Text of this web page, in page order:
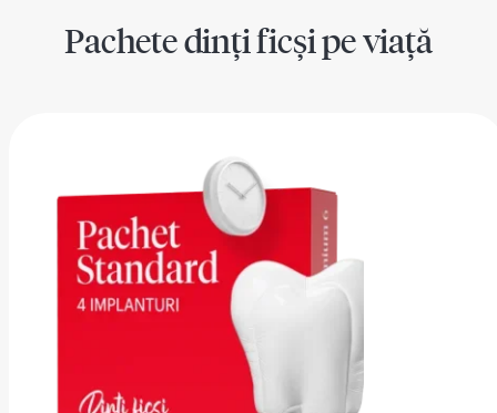
Pachete dinți ficși pe viață